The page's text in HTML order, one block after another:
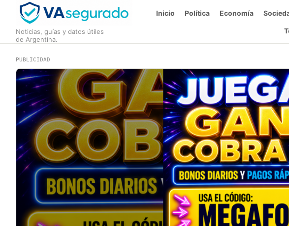
Noticias, guías y datos útiles
de Argentina.
Inicio Política Economía
PUBLICIDAD